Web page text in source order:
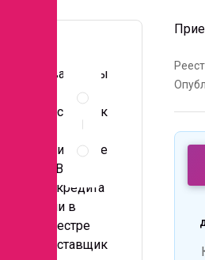
Описание
документы
проведения
Уважаемы
поставщик
приглашае
м Вас к
аккредита
ции в
реестре
поставщик